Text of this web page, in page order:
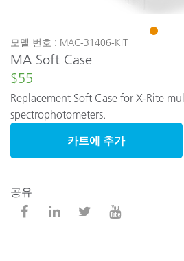
1
모델 번호 : MAC-31406-KIT
MA Soft Case
$55
Replacement Soft Case for X-Rite
spectrophotometers.
카트에 추가
공유